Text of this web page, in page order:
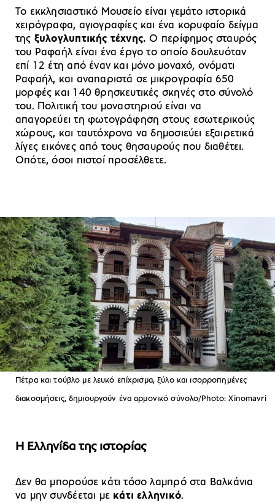
Το εκκλησιαστικό Μουσείο είναι γεμάτο ιστορικά
χειρόγραφα, αγιογραφίες και ένα κορυφαίο δείγμα
της ξυλογλυπτικής τέχνης. Ο περίφημος σταυρός
του Ραφαήλ είναι ένα έργο το οποίο δουλευόταν
επί 12 έτη από έναν και μόνο μοναχό, ονόματι
Ραφαήλ, και αναπαριστά σε μικρογραφία 650
μορφές και 140 θρησκευτικές σκηνές στο σύνολό
του. Πολιτική του μοναστηριού είναι να
απαγορεύει τη φωτογράφηση στους εσωτερικούς
χώρους, και ταυτόχρονα να δημοσιεύει εξαιρετικά
λίγες εικόνες από τους θησαυρούς που διαθέτει.
Οπότε, όσοι πιστοί προσέλθετε.
Πέτρα και τούβλο με λευκό επίχρισμα, ξύλο και ισορροπημένες
διακοσμήσεις, δημιουργούν ένα αρμονικό σύνολο/Photo: Xinomavri
Η Ελληνίδα της ιστορίας
Δεν θα μπορούσε κάτι τόσο λαμπρό στα Βαλκάνια
να μην συνδέεται με κάτι ελληνικό.